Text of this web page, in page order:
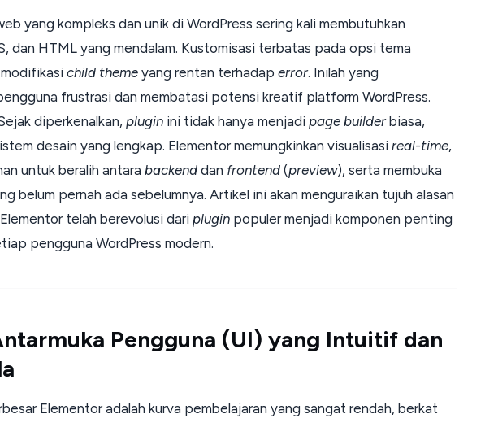
yang kompleks dan unik di WordPress sering kali membutuhkan
dan HTML yang mendalam. Kustomisasi terbatas pada opsi tema
child theme yang rentan terhadap error. Inilah yang
frustrasi dan membatasi potensi kreatif platform WordPress.
diperkenalkan, plugin ini tidak hanya menjadi page builderbiasa,
desain yang lengkap. Elementor memungkinkan visualisasi real-time,
untuk beralih antara backend dan frontend (preview), serta membuka
belum pernah ada sebelumnya. Artikel ini akan menguraikan tujuh alasan
telah berevolusi dari plugin populer menjadi komponen penting
pengguna WordPress modern.
Pengguna (UI) yang Intuitif dan
Elementor adalah kurva pembelajaran yang sangat rendah, berkat